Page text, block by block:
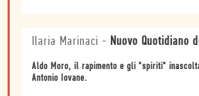
Ilaria Marinaci - Nuovo Quotidiano
Aldo Moro, il rapimento e gli "spiriti"
Antonio Iovane.